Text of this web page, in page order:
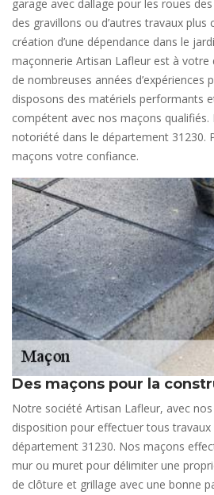
garage avec dallage pour les roues
des gravillons ou d’autres travaux
création d’une dépendance dans le
maçonnerie Artisan Lafleur est à votre
de nombreuses années d’expériences
disposons des matériels performants
compétent avec nos maçons
notoriété dans le département 31230.
maçons votre confiance.
Des maçons pour la
Notre société Artisan Lafleur, avec
disposition pour effectuer tous
département 31230. Nos maçons
mur ou muret pour délimiter une
de clôture et grillage avec une bonne